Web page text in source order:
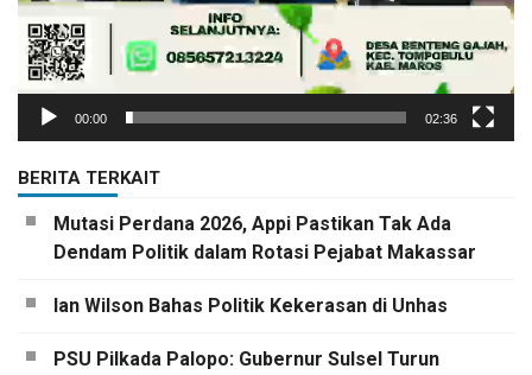
00:00 02:36
BERITA TERKAIT
Mutasi Perdana 2026, Appi Pastikan Tak Ada
Dendam Politik dalam Rotasi Pejabat Makassar
Ian Wilson Bahas Politik Kekerasan di Unhas
PSU Pilkada Palopo: Gubernur Sulsel Turun